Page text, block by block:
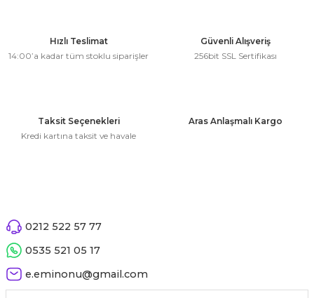
Hızlı Teslimat
14:00’a kadar tüm stoklu siparişler
Güvenli Alışveriş
256bit SSL Sertifikası
Taksit Seçenekleri
Kredi kartına taksit ve havale
Aras Anlaşmalı Kargo
0212 522 57 77
0535 521 05 17
e.eminonu@gmail.com